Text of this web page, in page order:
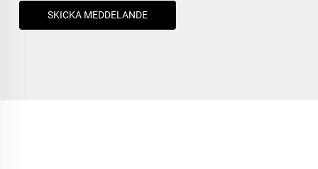
SKICKA MEDDELANDE